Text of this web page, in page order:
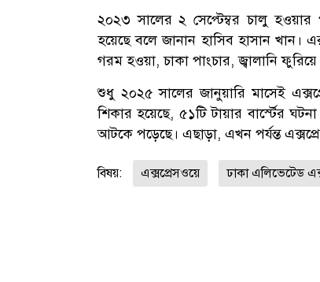
২০২৩ সালের ২ সেপ্টেম্বর চালু হওয়ার
হয়েছে বলে জানান হাসিব হাসান খান।
গরম হওয়া, চাকা পাংচার, জ্বালানি
শুধু ২০২৫ সালের জানুয়ারি মাসেই
শিকার হয়েছে, ৫১টি টায়ার বার্স্টের
আটকে পড়েছে। এছাড়া, এখন পর্যন্ত
বিষয়: এক্সপ্রেসওয়ে ঢাকা এলিভেটেড